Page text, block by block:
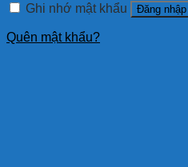
Ghi nhớ mật khẩu Đăng nhập
Quên mật khẩu?